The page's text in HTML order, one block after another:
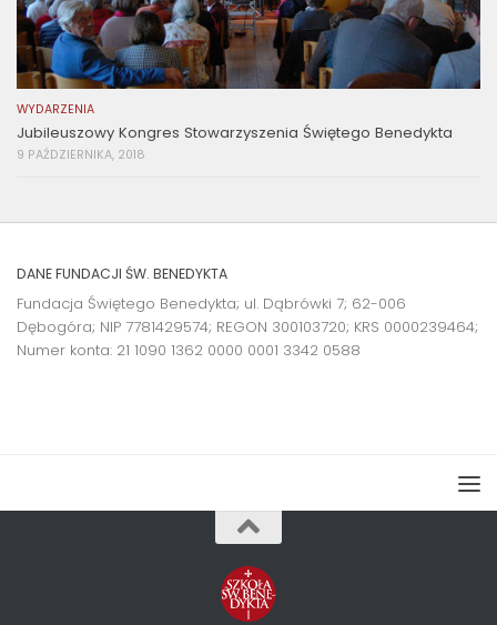
WYDARZENIA
Jubileuszowy Kongres Stowarzyszenia Świętego Benedykta
9 PAŹDZIERNIKA, 2018
DANE FUNDACJI ŚW. BENEDYKTA
Fundacja Świętego Benedykta; ul. Dąbrówki 7; 62-006
Dębogóra; NIP 7781429574; REGON 300103720; KRS 0000239464;
Numer konta: 21 1090 1362 0000 0001 3342 0588